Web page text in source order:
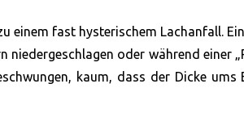
einem fast hysterischem Lachanfall.
niedergeschlagen oder während einer
kaum, dass der Dicke ums